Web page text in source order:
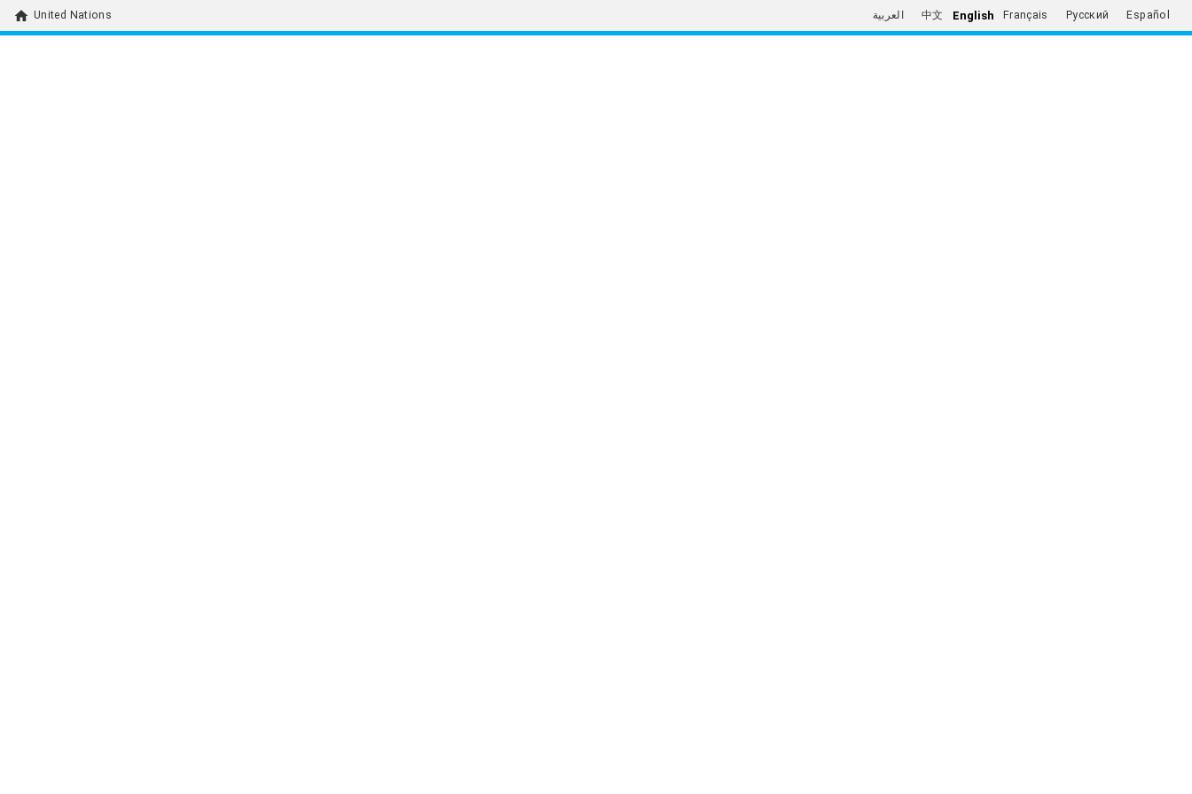
home United Nations العربية 中文 English Français Русский Español